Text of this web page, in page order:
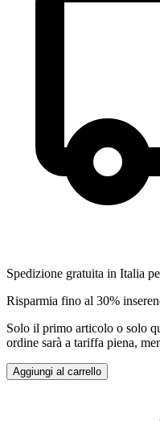
Spedizione gratuita in Italia
Risparmia fino al 30%
Solo il primo articolo o solo
ordine sarà a tariffa piena,
Aggiungi al carrello